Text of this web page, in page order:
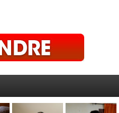
de bouffe de
Simon enfonce sa
hors du cul de Lucas
Une position